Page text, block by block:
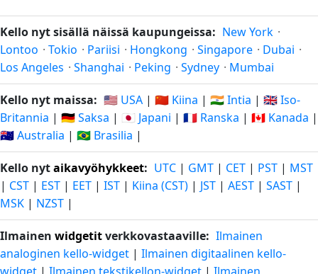
Kello nyt sisällä näissä kaupungeissa: New York ·
Lontoo · Tokio · Pariisi · Hongkong · Singapore · Dubai ·
Los Angeles · Shanghai · Peking · Sydney · Mumbai
Kello nyt maissa: 🇺🇸 USA | 🇨🇳 Kiina | 🇮🇳 Intia | 🇬🇧 Iso-
Britannia | 🇩🇪 Saksa | 🇯🇵 Japani | 🇫🇷 Ranska | 🇨🇦 Kanada |
🇦🇺 Australia | 🇧🇷 Brasilia |
Kello nytaikavyöhykkeet: UTC | GMT | CET | PST | MST
| CST | EST | EET | IST | Kiina (CST) | JST | AEST | SAST |
MSK | NZST |
Ilmainen widgetitverkkovastaaville: Ilmainen
analoginen kello-widget | Ilmainen digitaalinen kello-